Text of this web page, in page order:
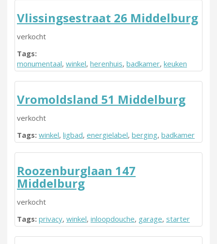
Vlissingsestraat 26 Middelburg
verkocht
Tags:
monumentaal, winkel, herenhuis, badkamer, keuken
Vromoldsland 51 Middelburg
verkocht
Tags: winkel, ligbad, energielabel, berging, badkamer
Roozenburglaan 147
Middelburg
verkocht
Tags: privacy, winkel, inloopdouche, garage, starter